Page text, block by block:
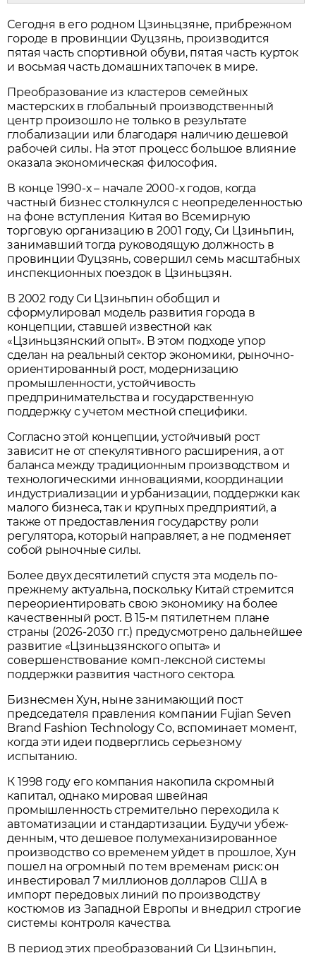
Сегодня в его родном Цзиньцзяне, прибрежном
городе в провинции Фуцзянь, производится
пятая часть спортивной обуви, пятая часть курток
и восьмая часть домашних тапочек в мире.
Преобразование из кластеров семейных
мастерских в глобальный производственный
центр произошло не только в результате
глобализации или благодаря наличию дешевой
рабочей силы. На этот процесс большое влияние
оказала экономическая философия.
В конце 1990-х – начале 2000-х годов, когда
частный бизнес столкнулся с неопределенностью
на фоне вступления Китая во Всемирную
торговую организацию в 2001 году, Си Цзиньпин,
занимавший тогда руководящую должность в
провинции Фуцзянь, совершил семь масштабных
инспекционных поездок в Цзиньцзян.
В 2002 году Си Цзиньпин обобщил и
сформулировал модель развития города в
концепции, ставшей известной как
«Цзиньцзянский опыт». В этом подходе упор
сделан на реальный сектор экономики, рыночно-
ориентированный рост, модернизацию
промышленности, устойчивость
предпринимательства и государственную
поддержку с учетом местной специфики.
Согласно этой концепции, устойчивый рост
зависит не от спекулятивного расширения, а от
баланса между традиционным производством и
технологическими инновациями, координации
индустриализации и урбанизации, поддержки как
малого бизнеса, так и крупных предприятий, а
также от предоставления государству роли
регулятора, который направляет, а не подменяет
собой рыночные силы.
Более двух десятилетий спустя эта модель по-
прежнему актуальна, поскольку Китай стремится
переориентировать свою экономику на более
качественный рост. В 15-м пятилетнем плане
страны (2026-2030 гг.) предусмотрено дальнейшее
развитие «Цзиньцзянского опыта» и
совершенствование комп-лексной системы
поддержки развития частного сектора.
Бизнесмен Хун, ныне занимающий пост
председателя правления компании Fujian Seven
Brand Fashion Technology Co, вспоминает момент,
когда эти идеи подверглись серьезному
испытанию.
К 1998 году его компания накопила скромный
капитал, однако мировая швейная
промышленность стремительно переходила к
автоматизации истандартизации. Будучиубеж-
денным, что дешевое полумеханизированное
производство со временем уйдет в прошлое, Хун
пошел на огромный по тем временам риск: он
инвестировал 7 миллионов долларов США в
импорт передовых линий по производству
костюмов из Западной Европы и внедрил строгие
системы контроля качества.
В период этих преобразований Си Цзиньпин,